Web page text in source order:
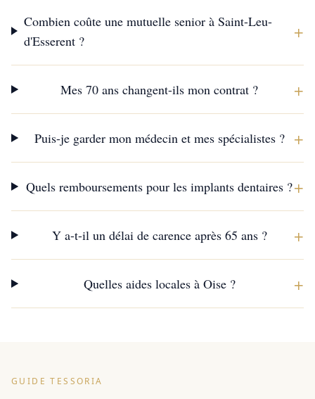
Combien coûte une mutuelle senior à Saint-Leu-
d'Esserent ?
+
Mes 70 ans changent-ils mon contrat ? +
Puis-je garder mon médecin et mes spécialistes ? +
Quels remboursements pour les implants dentaires ?+
Y a-t-il un délai de carence après 65 ans ? +
Quelles aides locales à Oise ? +
GUIDE TESSORIA